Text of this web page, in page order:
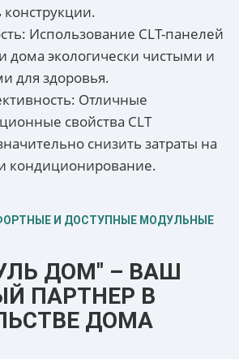
Использование CLT-панелей
дома экологически чистыми и
для здоровья.
Отличные
свойства CLT
снизить затраты на
кондиционирование.
И ДОСТУПНЫЕ МОДУЛЬНЫЕ
ДОМ" – ВАШ
ПАРТНЕР В
ДОМА